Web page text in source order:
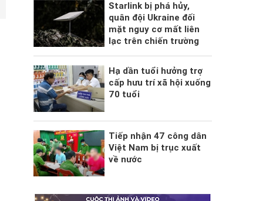
Starlink bị phá hủy,
quân đội Ukraine đối
mặt nguy cơ mất liên
lạc trên chiến trường
Hạ dần tuổi hưởng trợ
cấp hưu trí xã hội xuống
70 tuổi
Tiếp nhận 47 công dân
Việt Nam bị trục xuất
về nước